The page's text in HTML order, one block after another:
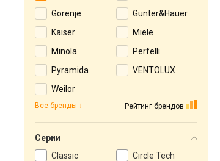
Gorenje
Gunter&Hauer
Kaiser
Miele
Minola
Perfelli
Pyramida
VENTOLUX
Weilor
Рейтинг брендов
Все бренды
Серии
Classic
Circle Tech